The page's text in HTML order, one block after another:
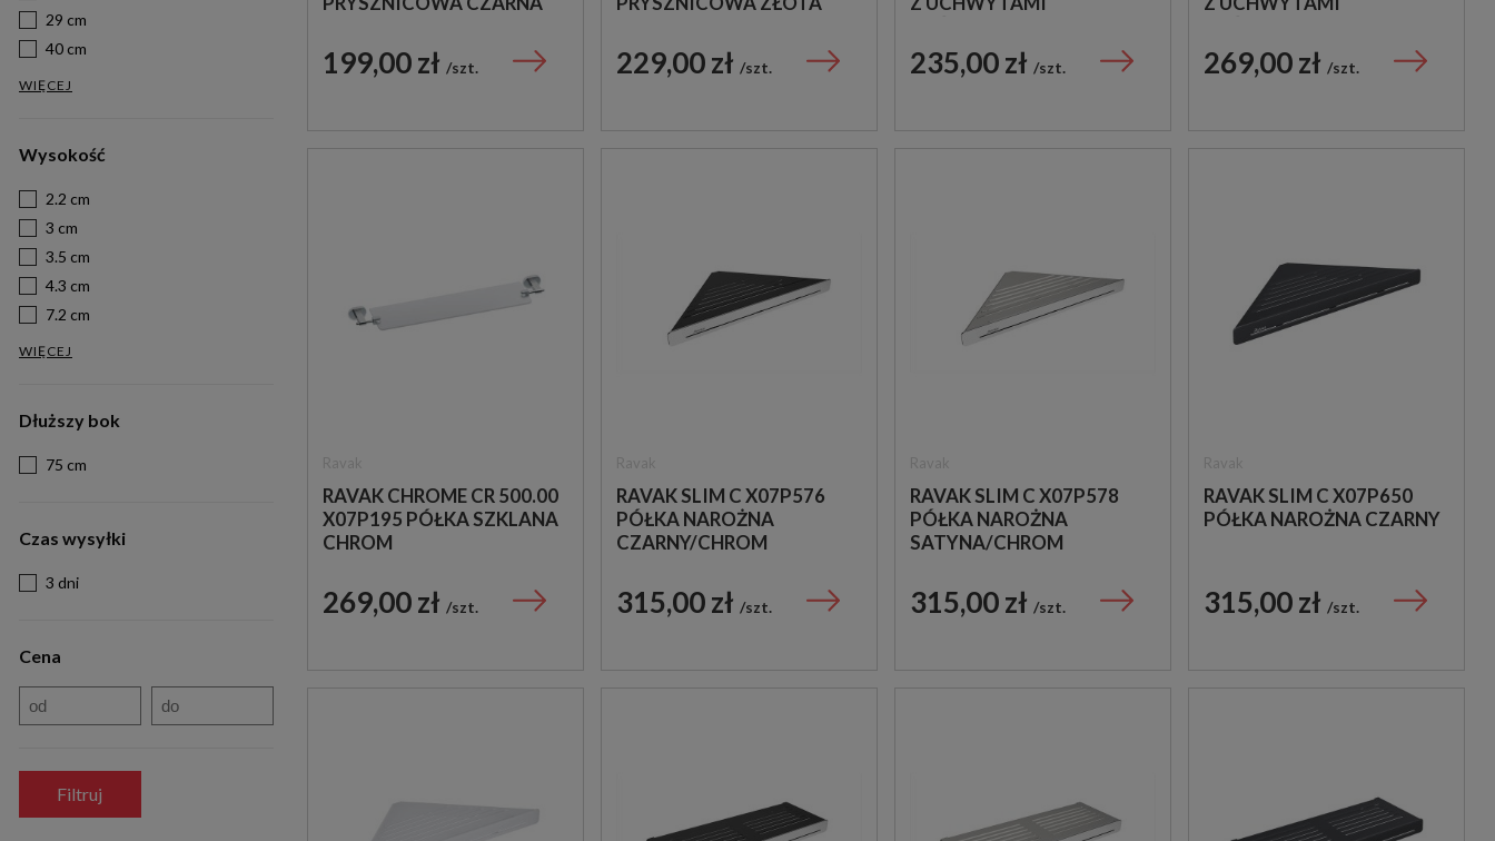
29 cm
40 cm
WIĘCEJ
Wysokość
2.2 cm
3 cm
3.5 cm
4.3 cm
7.2 cm
WIĘCEJ
Dłuższy bok
75 cm
Czas wysyłki
3 dni
Cena
Filtruj
199,00 zł szt. 229,00 zł szt. 235,00 zł szt. 269,00 zł szt.
RAVAK CHROME CR 500.00
X07P195 PÓŁKA SZKLANA
CHROM
269,00 zł szt.
RAVAK SLIM C X07P576
PÓŁKA NAROŻNA
CZARNY/CHROM
315,00 zł szt.
RAVAK SLIM C X07P578
PÓŁKA NAROŻNA
SATYNA/CHROM
315,00 zł szt.
RAVAK SLIM C X07P650
PÓŁKA NAROŻNA CZARNY
315,00 zł szt.